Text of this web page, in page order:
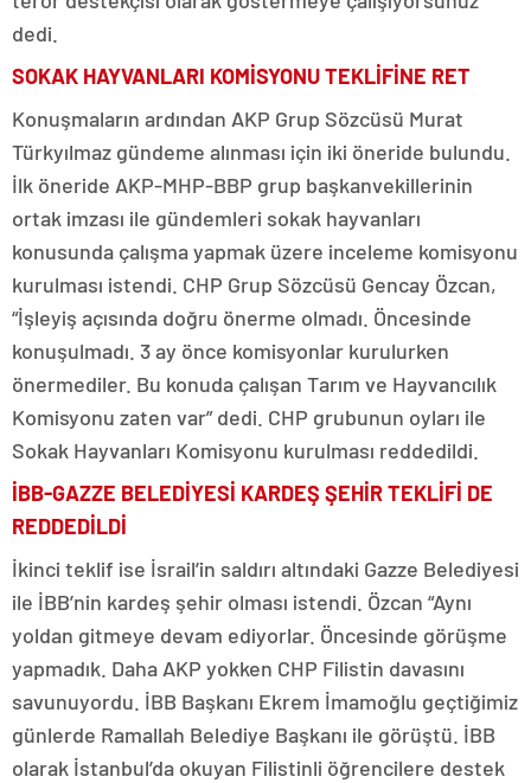
dedi.
SOKAK HAYVANLARI KOMİSYONU TEKLİFİNE RET
Konuşmaların ardından AKP Grup Sözcüsü Murat
Türkyılmaz gündeme alınması için iki öneride bulundu.
İlk öneride AKP-MHP-BBP grup başkanvekillerinin
ortak imzası ile gündemleri sokak hayvanları
konusunda çalışma yapmak üzere inceleme komisyonu
kurulması istendi. CHP Grup Sözcüsü Gencay Özcan,
“İşleyiş açısında doğru önerme olmadı. Öncesinde
konuşulmadı. 3 ay önce komisyonlar kurulurken
önermediler. Bu konuda çalışan Tarım ve Hayvancılık
Komisyonu zaten var” dedi. CHP grubunun oyları ile
Sokak Hayvanları Komisyonu kurulması reddedildi.
İBB-GAZZE BELEDİYESİ KARDEŞ ŞEHİR TEKLİFİ DE
REDDEDİLDİ
İkinci teklif ise İsrail’in saldırı altındaki Gazze Belediyesi
ile İBB’nin kardeş şehir olması istendi. Özcan “Aynı
yoldan gitmeye devam ediyorlar. Öncesinde görüşme
yapmadık. Daha AKP yokken CHP Filistin davasını
savunuyordu. İBB Başkanı Ekrem İmamoğlu geçtiğimiz
günlerde Ramallah Belediye Başkanı ile görüştü. İBB
olarak İstanbul’da okuyan Filistinli öğrencilere destek